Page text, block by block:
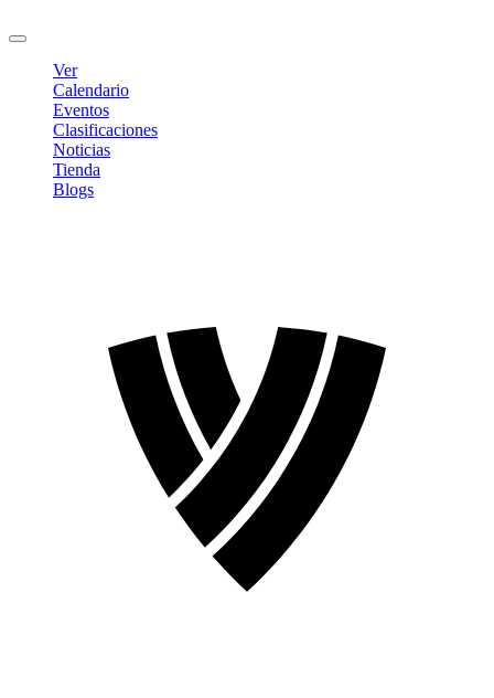
Ver
Calendario
Eventos
Clasificaciones
Noticias
Tienda
Blogs